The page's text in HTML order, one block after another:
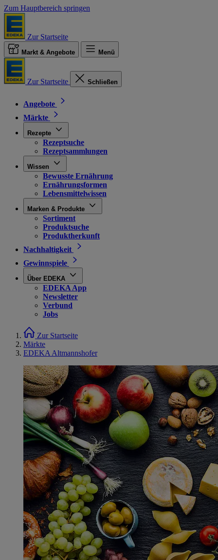
Zum Hauptbereich springen
Zur Startseite
Markt & Angebote Menü
Zur Startseite Schließen
Angebote
Märkte
Rezepte
Rezeptsuche
Rezeptsammlungen
Wissen
Bewusste Ernährung
Ernährungsformen
Lebensmittelwissen
Marken & Produkte
Sortiment
Produktsuche
Produktherkunft
Nachhaltigkeit
Gewinnspiele
Über EDEKA
EDEKA App
Newsletter
Verbund
Jobs
Zur Startseite
Märkte
EDEKA Altmannshofer